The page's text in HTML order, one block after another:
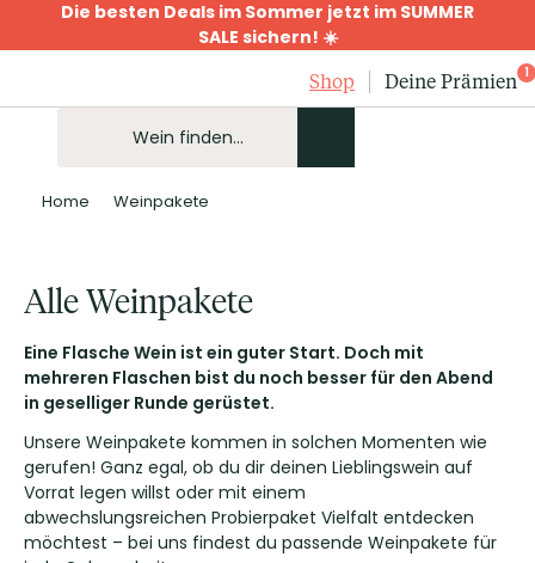
Die besten Deals im Sommer jetzt im SUMMER
SALE sichern! ☀️
Shop
Deine Prämien 1
Home Weinpakete
Alle Weinpakete
Eine Flasche Wein ist ein guter Start. Doch mit
mehreren Flaschen bist du noch besser für den Abend
in geselliger Runde gerüstet.
Unsere Weinpakete kommen in solchen Momenten wie
gerufen! Ganz egal, ob du dir deinen Lieblingswein auf
Vorrat legen willst oder mit einem
abwechslungsreichen Probierpaket Vielfalt entdecken
möchtest – bei uns findest du passende Weinpakete für